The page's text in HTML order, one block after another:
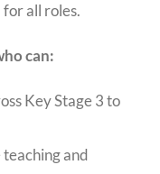
all roles.
can:
Key Stage 3 to
and